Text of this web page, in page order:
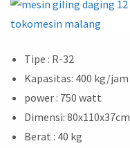
Tipe : R-32
Kapasitas: 400 kg/jam
power : 750 watt
Dimensi: 80x110x37cm
Berat : 40 kg